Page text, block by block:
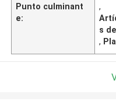
Punto culminant
e:
,
s
,